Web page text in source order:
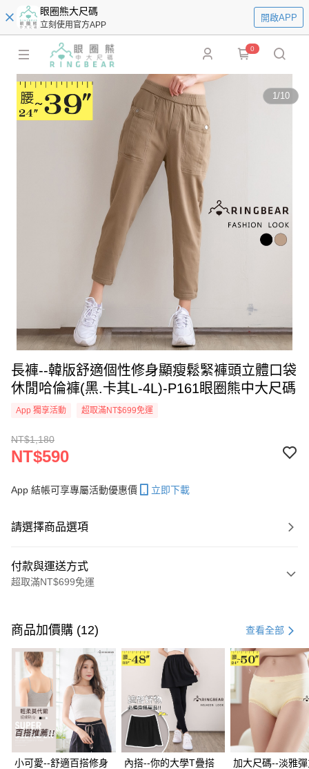
眼圈熊大尺碼
立刻使用官方APP
開啟APP
0
1/10
長褲--韓版舒適個性修身顯瘦鬆緊褲頭立體口袋
休閒哈倫褲(黑.卡其L-4L)-P161眼圈熊中大尺碼
App 獨享活動 超取滿NT$699免運
NT$1,180
NT$590
App 結帳可享專屬活動優惠價 立即下載
請選擇商品選項
付款與運送方式
超取滿NT$699免運
信用卡一次付款
超商取貨付款
LINE Pay
Apple Pay
街口支付
悠遊付
商品加價購 (12) 查看全部
小可愛--舒適百搭修身
內搭--你的大學T疊搭
加大尺碼--淡雅